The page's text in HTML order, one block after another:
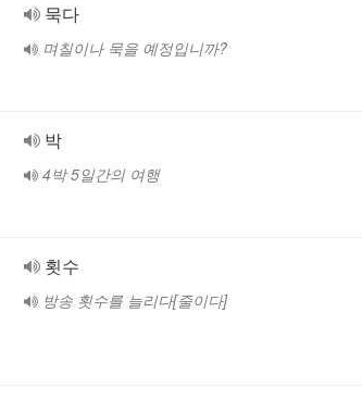
묵다
며칠이나 묵을 예정입니까?
박
4박 5일간의 여행
횟수
방송 횟수를 늘리다[줄이다]